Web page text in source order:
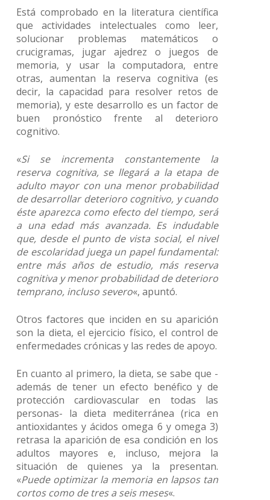
Está comprobado en la literatura científica
que actividades intelectuales como leer,
solucionar problemas matemáticos o
crucigramas, jugar ajedrez o juegos de
memoria, y usar la computadora, entre
otras, aumentan la reserva cognitiva (es
decir, la capacidad para resolver retos de
memoria), y este desarrollo es un factor de
buen pronóstico frente al deterioro
cognitivo.
«Si se incrementa constantemente la
reserva cognitiva, se llegará a la etapa de
adulto mayor con una menor probabilidad
de desarrollar deterioro cognitivo, y cuando
éste aparezca como efecto del tiempo, será
a una edad más avanzada. Es indudable
que, desde el punto de vista social, el nivel
de escolaridad juega un papel fundamental:
entre más años de estudio, más reserva
cognitiva y menor probabilidad de deterioro
temprano, incluso severo«, apuntó.
Otros factores que inciden en su aparición
son la dieta, el ejercicio físico, el control de
enfermedades crónicas y las redes de apoyo.
En cuanto al primero, la dieta, se sabe que -
además de tener un efecto benéfico y de
protección cardiovascular en todas las
personas- la dieta mediterránea (rica en
antioxidantes y ácidos omega 6 y omega 3)
retrasa la aparición de esa condición en los
adultos mayores e, incluso, mejora la
situación de quienes ya la presentan.
«Puede optimizar la memoria en lapsos tan
cortos como de tres a seis meses«.